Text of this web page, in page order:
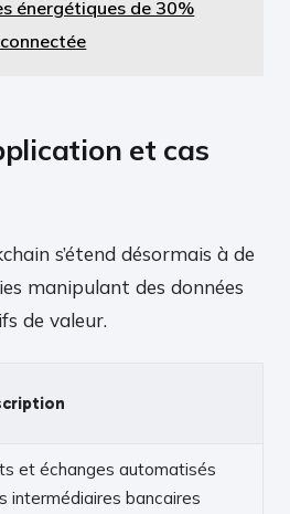
énergétiques de 30%
et cas
s’étend désormais à de
manipulant des données
de valeur.
et échanges automatisés
intermédiaires bancaires